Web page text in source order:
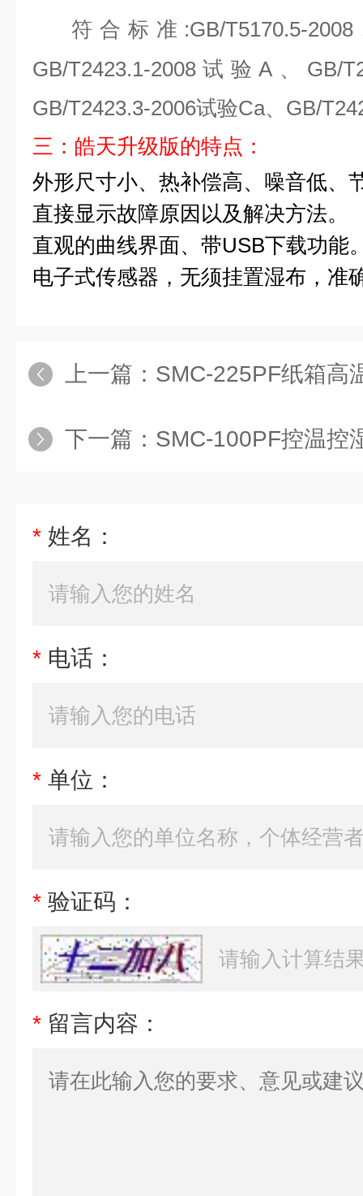
符合标准 :GB/T5170.5-
GB/T2423.1-2008试验A、GB/
GB/T2423.3-2006试验Ca、GB/
三：皓天升级版的特点：
外形尺寸小、热补偿高、噪音低、
直接显示故障原因以及解决方法。
直观的曲线界面、带USB下载功能
电子式传感器，无须挂置湿布，准
上一篇： SMC-225PF纸箱高
下一篇： SMC-100PF控温控
* 姓名：
* 电话：
* 单位：
* 验证码：
* 留言内容：